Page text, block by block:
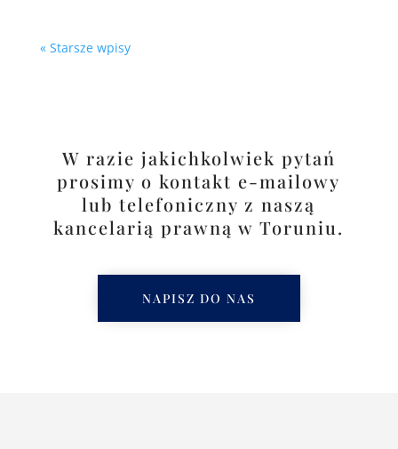
« Starsze wpisy
W razie jakichkolwiek pytań
prosimy o kontakt e-mailowy
lub telefoniczny z naszą
kancelarią prawną w Toruniu.
NAPISZ DO NAS